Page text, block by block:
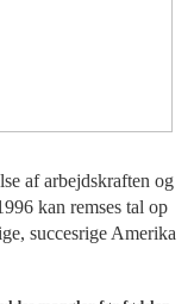
af arbejdskraften og
kan remses tal op
succesrige Amerika